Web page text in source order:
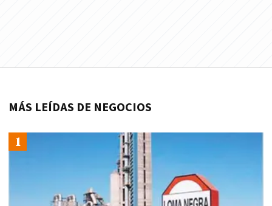
MÁS LEÍDAS DE NEGOCIOS